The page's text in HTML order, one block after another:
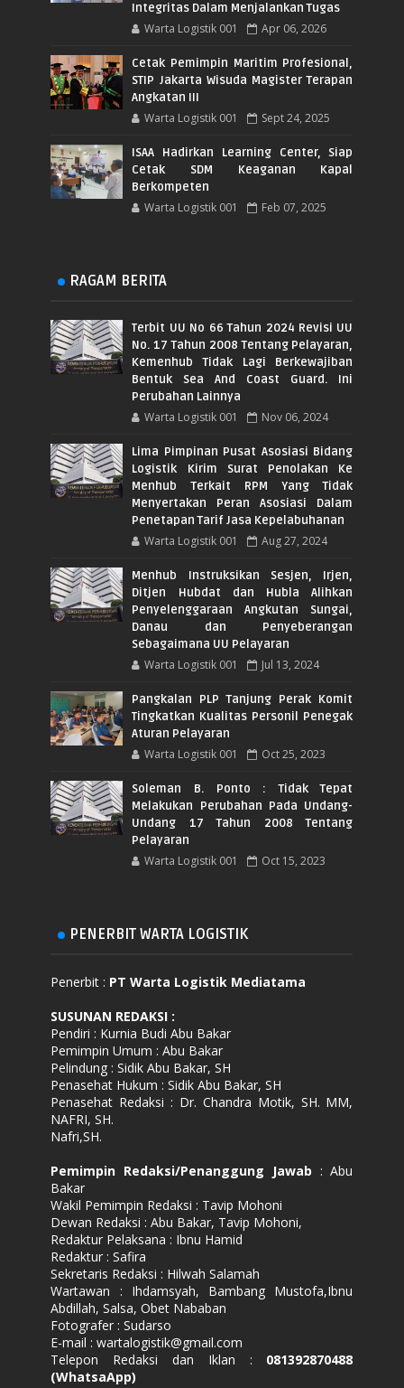
Integritas Dalam Menjalankan Tugas
Warta Logistik 001 Apr 06, 2026
Cetak Pemimpin Maritim Profesional,
STIP Jakarta Wisuda Magister Terapan
Angkatan III
Warta Logistik 001 Sept 24, 2025
ISAA Hadirkan Learning Center, Siap
Cetak SDM Keaganan Kapal
Berkompeten
Warta Logistik 001 Feb 07, 2025
RAGAM BERITA
Terbit UU No 66 Tahun 2024 Revisi UU
No. 17 Tahun 2008 Tentang Pelayaran,
Kemenhub Tidak Lagi Berkewajiban
Bentuk Sea And Coast Guard. Ini
Perubahan Lainnya
Warta Logistik 001 Nov 06, 2024
Lima Pimpinan Pusat Asosiasi Bidang
Logistik Kirim Surat Penolakan Ke
Menhub Terkait RPM Yang Tidak
Menyertakan Peran Asosiasi Dalam
Penetapan Tarif Jasa Kepelabuhanan
Warta Logistik 001 Aug 27, 2024
Menhub Instruksikan Sesjen, Irjen,
Ditjen Hubdat dan Hubla Alihkan
Penyelenggaraan Angkutan Sungai,
Danau dan Penyeberangan
Sebagaimana UU Pelayaran
Warta Logistik 001 Jul 13, 2024
Pangkalan PLP Tanjung Perak Komit
Tingkatkan Kualitas Personil Penegak
Aturan Pelayaran
Warta Logistik 001 Oct 25, 2023
Soleman B. Ponto : Tidak Tepat
Melakukan Perubahan Pada Undang-
Undang 17 Tahun 2008 Tentang
Pelayaran
Warta Logistik 001 Oct 15, 2023
PENERBIT WARTA LOGISTIK
Penerbit : PT Warta Logistik Mediatama
SUSUNAN REDAKSI :
Pendiri : Kurnia Budi Abu Bakar
Pemimpin Umum : Abu Bakar
Pelindung : Sidik Abu Bakar, SH
Penasehat Hukum : Sidik Abu Bakar, SH
Penasehat Redaksi : Dr. Chandra Motik, SH. MM,
NAFRI, SH.
Nafri,SH.
Pemimpin Redaksi/Penanggung Jawab : Abu
Bakar
Wakil Pemimpin Redaksi : Tavip Mohoni
Dewan Redaksi : Abu Bakar, Tavip Mohoni,
Redaktur Pelaksana : Ibnu Hamid
Redaktur : Safira
Sekretaris Redaksi : Hilwah Salamah
Wartawan : Ihdamsyah, Bambang Mustofa,Ibnu
Abdillah, Salsa, Obet Nababan
Fotografer : Sudarso
E-mail : wartalogistik@gmail.com
Telepon Redaksi dan Iklan : 081392870488
(WhatsaApp)